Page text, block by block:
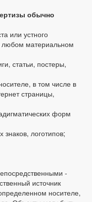
обычно
или устного
любом материальном
статьи, постеры,
в том числе в
страницы,
форм
логотипов;
-
источник
носителе,